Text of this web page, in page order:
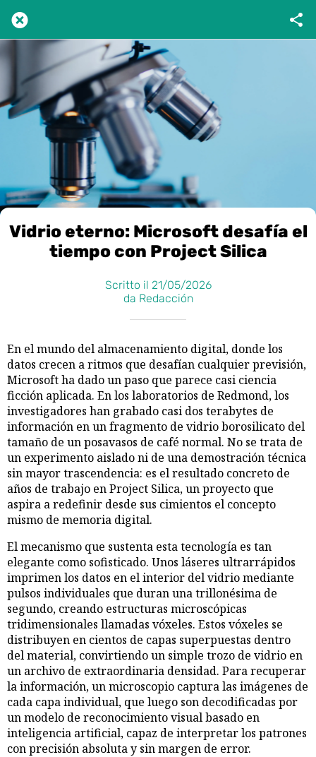
Vidrio eterno: Microsoft desafía el
tiempo con Project Silica
Scritto il 21/05/2026
da Redacción
En el mundo del almacenamiento digital, donde los
datos crecen a ritmos que desafían cualquier previsión,
Microsoft ha dado un paso que parece casi ciencia
ficción aplicada. En los laboratorios de Redmond, los
investigadores han grabado casi dos terabytes de
información en un fragmento de vidrio borosilicato del
tamaño de un posavasos de café normal. No se trata de
un experimento aislado ni de una demostración técnica
sin mayor trascendencia: es el resultado concreto de
años de trabajo en Project Silica, un proyecto que
aspira a redefinir desde sus cimientos el concepto
mismo de memoria digital.
El mecanismo que sustenta esta tecnología es tan
elegante como sofisticado. Unos láseres ultrarrápidos
imprimen los datos en el interior del vidrio mediante
pulsos individuales que duran una trillonésima de
segundo, creando estructuras microscópicas
tridimensionales llamadas vóxeles. Estos vóxeles se
distribuyen en cientos de capas superpuestas dentro
del material, convirtiendo un simple trozo de vidrio en
un archivo de extraordinaria densidad. Para recuperar
la información, un microscopio captura las imágenes de
cada capa individual, que luego son decodificadas por
un modelo de reconocimiento visual basado en
inteligencia artificial, capaz de interpretar los patrones
con precisión absoluta y sin margen de error.